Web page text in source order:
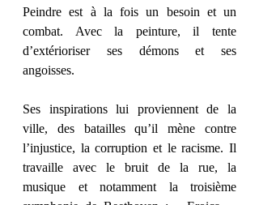
Peindre est à la fois un besoin et un
combat. Avec la peinture, il tente
d’extérioriser ses démons et ses
angoisses.
Ses inspirations lui proviennent de la
ville, des batailles qu’il mène contre
l’injustice, la corruption et le racisme. Il
travaille avec le bruit de la rue, la
musique et notamment la troisième